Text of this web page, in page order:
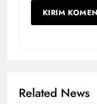
Related News